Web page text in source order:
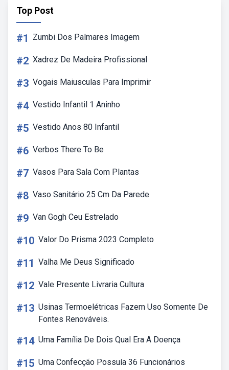
Top Post
#1 Zumbi Dos Palmares Imagem
#2 Xadrez De Madeira Profissional
#3 Vogais Maiusculas Para Imprimir
#4 Vestido Infantil 1 Aninho
#5 Vestido Anos 80 Infantil
#6 Verbos There To Be
#7 Vasos Para Sala Com Plantas
#8 Vaso Sanitário 25 Cm Da Parede
#9 Van Gogh Ceu Estrelado
#10 Valor Do Prisma 2023 Completo
#11 Valha Me Deus Significado
#12 Vale Presente Livraria Cultura
#13 Usinas Termoelétricas Fazem Uso Somente De
Fontes Renováveis.
#14 Uma Família De Dois Qual Era A Doença
#15 Uma Confecção Possuía 36 Funcionários